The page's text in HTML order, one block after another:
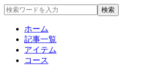
ホーム
記事一覧
アイテム
コース